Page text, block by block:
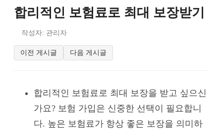
합리적인 보험료로 최대 보장받기
작성자: 관리자
이전 게시글 다음 게시글
합리적인 보험료로 최대 보장을 받고 싶으신
가요? 보험 가입은 신중한 선택이 필요합니
다. 높은 보험료가 항상 좋은 보장을 의미하